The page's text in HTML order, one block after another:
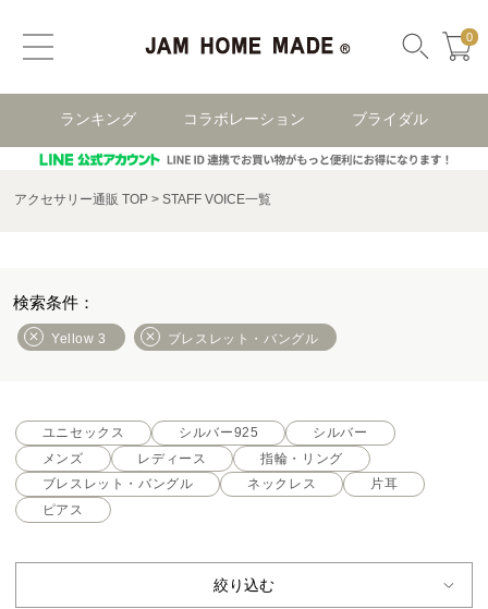
0
ランキング コラボレーション ブライダル
アクセサリー通販 TOP STAFF VOICE一覧
Yellow 3 ブレスレット・バングル
ユニセックス シルバー925
シルバー
メンズ
レディース
指輪・リング
ブレスレット・バングル
ネックレス
片耳
ピアス
絞り込む